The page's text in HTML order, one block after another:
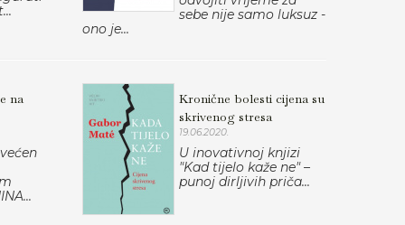
sebe nije samo luksuz -
ono je...
na
Kronične bolesti cijena su
skrivenog stresa
19.06.2020.
U inovativnoj knjizi
"Kad tijelo kaže ne" –
punoj dirljivih priča...